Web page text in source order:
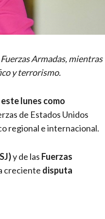
Armadas, mientras
y terrorismo.
lunes como
de Estados Unidos
regional e internacional.
y de las Fuerzas
creciente disputa